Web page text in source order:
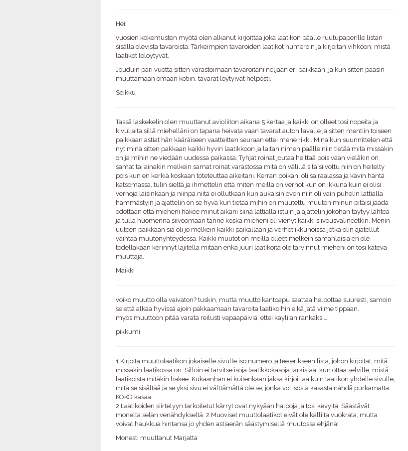
Hei!
vuosien kokemusten myötä olen alkanut kirjoittaa joka laatikon päälle ruutupaperille listan
sisällä olevista tavaroista. Tärkeimpien tavaroiden laatikot numeroin ja kirjoitan vihkoon, mistä
laatikot löloytyvät.
Jouduin pari vuotta sitten varastoimaan tavaroitani neljään eri paikkaan, ja kun sitten pääsin
muuttamaan omaan kotiin, tavarat löytyivät helposti.
Seikku
Tässä laskekelin olen muuttanut avioliiton aikana 5 kertaa ja kaikki on olleet tosi nopeita ja
kivuliaita sillä miehelläni on tapana heivata vaan tavarat auton lavalle ja sitten mentiin toiseen
paikkaan astiat hän kääräiseen vaatteitten seuraan ettei mene rikki. Minä kun suunnittelen että
nyt minä sitten pakkaan kaikki hyvin laatikkoon ja laitan nimen päälle niin tietää mitä missäkin
on ja mihin ne viedään uudessa paikassa. Tyhjät roinat joutaa heittää pois vaan vieläkin on
samat tai ainakin melkein samat roinat varastossa mitä on välillä sitä siivottu niin on heitelty
pois kun en kerkiä koskaan toteteuttaa aikeitani. Kerran poikani oli sairaalassa ja kävin häntä
katsomassa, tulin sieltä ja ihmettelin että miten meillä on verhot kun on ikkuna kuin ei olisi
verhoja laisinkaan ja niinpä niitä ei ollutkaan kun aukaisin oven niin oli vain puhelin lattialla
hämmästyin ja ajattelin on se hyvä kun tietää mihin on muutettu muuten minun pitäisi jäädä
odottaan että mieheni hakee minut aikani siinä lattialla istuin ja ajattelin jokohan täytyy lähteä
ja tulla huomenna siivoomaan tänne koska mieheni oli vienyt kaikki siivousvälineetkin. Menin
uuteen paikkaan siä oli jo melkein kaikki paikallaan ja verhot ikkunoissa jotka olin ajatellut
vaihtaa muutonyhteydessä. Kaikki muutot on meillä olleet melkein samanlaisia en ole
todellakaan kerinnyt lajitella mitään enkä juuri laatikoita ole tarvinnut mieheni on tosi kätevä
muuttaja.
Maikki
voiko muutto olla vaivaton? tuskin, mutta muutto kantoapu saattaa helpottaa suuresti, samoin
se että alkaa hyvissä ajoin pakkaamaan tavaroita laatikoihin eikä jätä viime tippaan.
myös muuttoon pitää varata reilusti vapaapäiviä, ettei käyliian rankaksi…
pikkumi
1.Kirjoita muuttolaatikon jokaiselle sivulle iso numero ja tee erikseen lista, johon kirjoitat, mitä
missäkin laatikossa on. Silloin ei tarvitse isoja laatikkokasoja tarkistaa, kun ottaa selville, mistä
laatikoista mitäkin hakee. Kukaanhan ei kuitenkaan jaksa kirjoittaa kuin laatikon yhdelle sivulle,
mitä se sisältää ja se yksi sivu ei välttämättä ole se, jonka voi isosta kasasta nähdä purkamatta
KOKO kasaa.
2.Laatikoiden siirtelyyn tarkoitetut kärryt ovat nykyään halpoja ja tosi kevyitä. Säästävät
monelta selän venähdykseltä. 2.Muoviset muuttolaatikot eivät ole kalliita vuokrata, mutta
voivat haukkua hintansa jo yhden astiaerän säästymisellä muutossa ehjänä!
Monesti muuttanut Marjatta